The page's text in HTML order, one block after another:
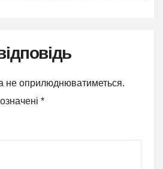
не оприлюднюватиметься.
*